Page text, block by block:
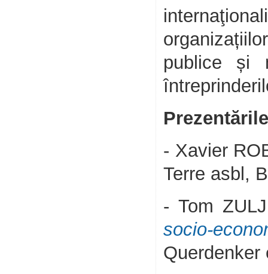
publice și
- Xavier
Terre asbl,
- Tom
socio-
Querdenker